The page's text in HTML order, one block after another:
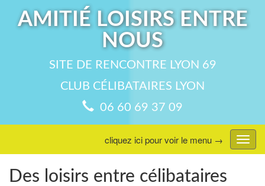
AMITIÉ LOISIRS ENTRE
NOUS
SITE DE RENCONTRE LYON 69
CLUB CÉLIBATAIRES LYON
06 60 69 37 09
menu
cliquez ici pour voir le menu →
Des loisirs entre célibataires